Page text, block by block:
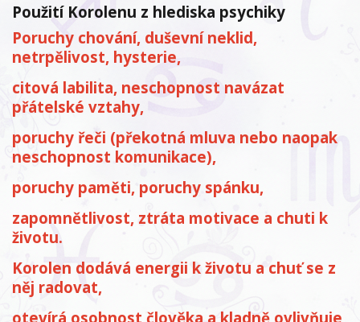
Použití Korolenu z hlediska psychiky
Poruchy chování, duševní neklid,
netrpělivost, hysterie,
citová labilita, neschopnost navázat
přátelské vztahy,
poruchy řeči (překotná mluva nebo naopak
neschopnost komunikace),
poruchy paměti, poruchy spánku,
zapomnětlivost, ztráta motivace a chuti k
životu.
Korolen dodává energii k životu a chuť se z
něj radovat,
otevírá osobnost člověka a kladně ovlivňuje